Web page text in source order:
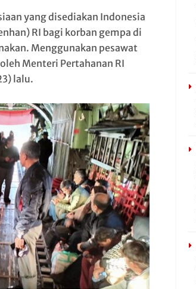
yang disediakan Indonesia
RI bagi korban gempa di
Menggunakan pesawat
Menteri Pertahanan RI
lalu.